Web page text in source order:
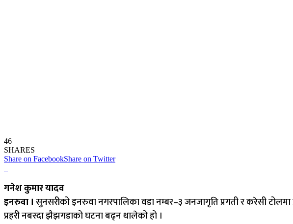
46
SHARES
Share on FacebookShare on Twitter
गनेश कुमार यादव
इनरुवा ।सुनसरीको इनरुवा नगरपालिका वडा नम्बर–३ जनजागृति प्रगती र करेसी टोलमा
प्रहरी नबस्दा झैझगडाको घटना बढ्न थालेको हो ।